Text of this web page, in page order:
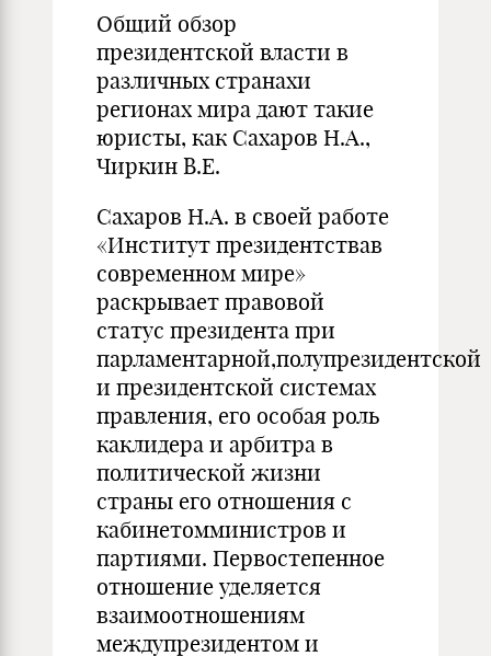
Общий обзор
президентской власти в
различных странахи
регионах мира дают такие
юристы, как Сахаров Н.А.,
Чиркин В.Е.
Сахаров Н.А. в своей работе
«Институт президентствав
современном мире»
раскрывает правовой
статус президента при
парламентарной,полупрезидентской
и президентской системах
правления, его особая роль
каклидера и арбитра в
политической жизни
страны его отношения с
кабинетомминистров и
партиями. Первостепенное
отношение уделяется
взаимоотношениям
междупрезидентом и